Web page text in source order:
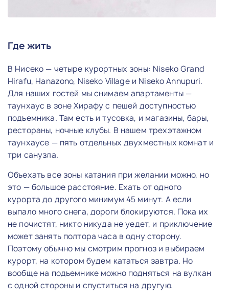
Где жить
В Нисеко — четыре курортных зоны: Niseko Grand
Hirafu, Hanazono, Niseko Village и Niseko Annupuri.
Для наших гостей мы снимаем апартаменты —
таунхаус в зоне Хирафу с пешей доступностью
подъемника. Там есть и тусовка, и магазины, бары,
рестораны, ночные клубы. В нашем трехэтажном
таунхаусе — пять отдельных двухместных комнат и
три санузла.
Объехать все зоны катания при желании можно, но
это — большое расстояние. Ехать от одного
курорта до другого минимум 45 минут. А если
выпало много снега, дороги блокируются. Пока их
не почистят, никто никуда не уедет, и приключение
может занять полтора часа в одну сторону.
Поэтому обычно мы смотрим прогноз и выбираем
курорт, на котором будем кататься завтра. Но
вообще на подъемнике можно подняться на вулкан
с одной стороны и спуститься на другую.